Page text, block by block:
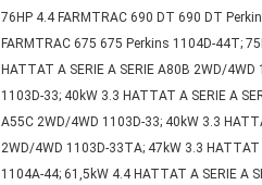
76HP 4.4 FARMTRAC 690 DT 690 DT
FARMTRAC 675 675 Perkins 1104D-44T;
HATTAT A SERIE A SERIE A80B 2WD/
1103D-33; 40kW 3.3 HATTAT A SERIE A
A55C 2WD/4WD 1103D-33; 40kW 3.3
2WD/4WD 1103D-33TA; 47kW 3.3
1104A-44; 61,5kW 4.4 HATTAT A SERIE A